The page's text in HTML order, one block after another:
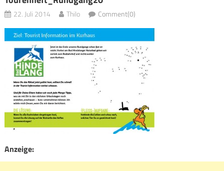
22. Juli 2014 Thilo Comment(0)
Anzeige: